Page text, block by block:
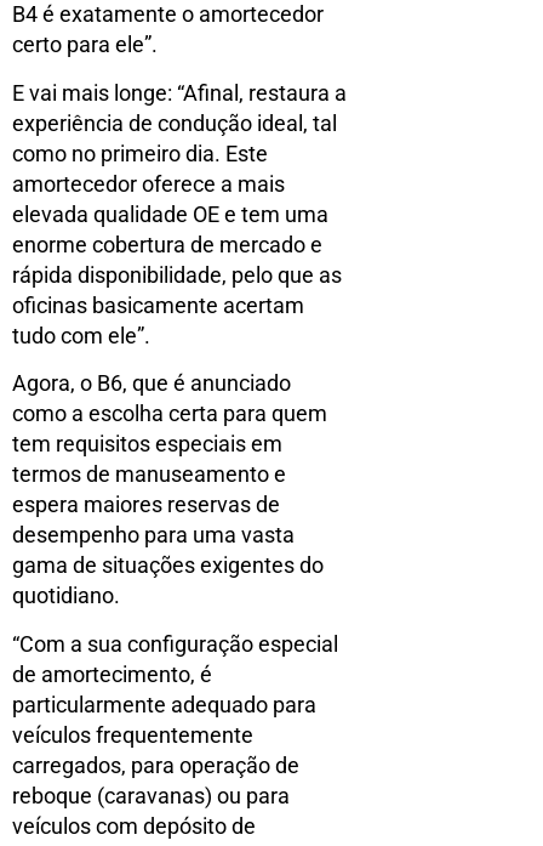
B4 é exatamente o amortecedor
certo para ele”.
E vai mais longe: “Afinal, restaura a
experiência de condução ideal, tal
como no primeiro dia. Este
amortecedor oferece a mais
elevada qualidade OE e tem uma
enorme cobertura de mercado e
rápida disponibilidade, pelo que as
oficinas basicamente acertam
tudo com ele”.
Agora, o B6, que é anunciado
como a escolha certa para quem
tem requisitos especiais em
termos de manuseamento e
espera maiores reservas de
desempenho para uma vasta
gama de situações exigentes do
quotidiano.
“Com a sua configuração especial
de amortecimento, é
particularmente adequado para
veículos frequentemente
carregados, para operação de
reboque (caravanas) ou para
veículos com depósito de